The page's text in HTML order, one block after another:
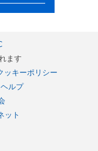
ます
ッキーポリシー
ヘルプ
ット